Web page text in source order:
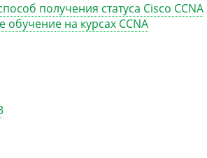
получения статуса Cisco CCNA
обучение на курсах CCNA